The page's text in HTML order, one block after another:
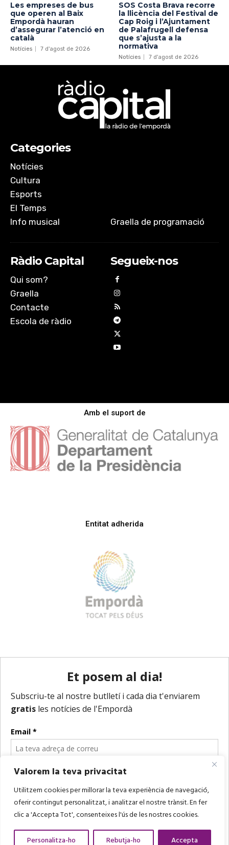
Valorem la teva privacitat
Utilitzem cookies per millorar la teva experiència de navegació,
oferir contingut personalitzat, i analitzar el nostre trànsit. En fer
clic a 'Accepta Tot', consenteixes l'ús de les nostres cookies.
Personalitza-ho Rebutja-ho Accepta
Les empreses de bus
que operen al Baix
Empordà hauran
d’assegurar l’atenció en
català
Notícies 7 d'agost de 2026
SOS Costa Brava recorre
la llicència del Festival de
Cap Roig i l’Ajuntament
de Palafrugell defensa
que s’ajusta a la
normativa
Notícies 7 d'agost de 2026
Categories
Notícies
Cultura
Esports
El Temps
Info musical
Graella de programació
Ràdio Capital
Qui som?
Graella
Contacte
Escola de ràdio
Segueix-nos
Amb el suport de
Entitat adherida